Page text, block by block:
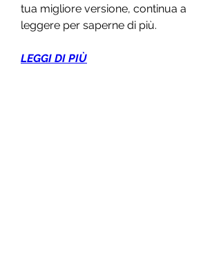
tua migliore versione, continua a
leggere per saperne di più.
LEGGI DI PIÙ